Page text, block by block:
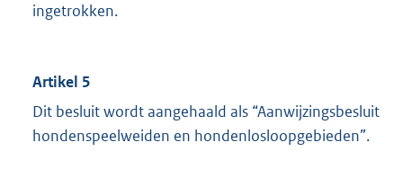
ingetrokken.
Artikel 5
Dit besluit wordt aangehaald als “Aanwijzingsbesluit
hondenspeelweiden en hondenlosloopgebieden”.